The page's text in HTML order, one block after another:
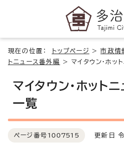
現在の位置： トップページ >市政情
トニュース番外編
>マイタウン・ホ
マイタウン・ホット
一覧
ページ番号 1007515 更新日 令